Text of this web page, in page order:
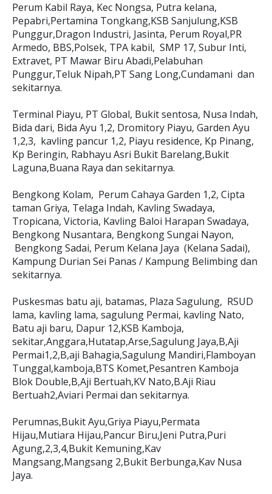
Perum Kabil Raya, Kec Nongsa, Putra kelana,
Pepabri,Pertamina Tongkang,KSB Sanjulung,KSB
Punggur,Dragon Industri, Jasinta, Perum Royal,PR
Armedo, BBS,Polsek, TPA kabil, SMP 17, Subur Inti,
Extravet, PT Mawar Biru Abadi,Pelabuhan
Punggur,Teluk Nipah,PT Sang Long,Cundamani dan
sekitarnya.
Terminal Piayu, PT Global, Bukit sentosa, Nusa Indah,
Bida dari, Bida Ayu 1,2, Dromitory Piayu, Garden Ayu
1,2,3, kavling pancur 1,2, Piayu residence, Kp Pinang,
Kp Beringin, Rabhayu Asri Bukit Barelang,Bukit
Laguna,Buana Raya dan sekitarnya.
Bengkong Kolam, Perum Cahaya Garden 1,2, Cipta
taman Griya, Telaga Indah, Kavling Swadaya,
Tropicana, Victoria, Kavling Baloi Harapan Swadaya,
Bengkong Nusantara, Bengkong Sungai Nayon,
Bengkong Sadai, Perum Kelana Jaya (Kelana Sadai),
Kampung Durian Sei Panas / Kampung Belimbing dan
sekitarnya.
Puskesmas batu aji, batamas, Plaza Sagulung, RSUD
lama, kavling lama, sagulung Permai, kavling Nato,
Batu aji baru, Dapur 12,KSB Kamboja,
sekitar,Anggara,Hutatap,Arse,Sagulung Jaya,B,Aji
Permai1,2,B,aji Bahagia,Sagulung Mandiri,Flamboyan
Tunggal,kamboja,BTS Komet,Pesantren Kamboja
Blok Double,B,Aji Bertuah,KV Nato,B.Aji Riau
Bertuah2,Aviari Permai dan sekitarnya.
Perumnas,Bukit Ayu,Griya Piayu,Permata
Hijau,Mutiara Hijau,Pancur Biru,Jeni Putra,Puri
Agung,2,3,4,Bukit Kemuning,Kav
Mangsang,Mangsang 2,Bukit Berbunga,Kav Nusa
Jaya.